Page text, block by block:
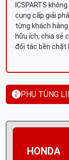
ICSPARTS
cung cấp giải
từng khách
hữu ích, chia sẻ
đối tác bền chặt
PHỤ TÙNG
HONDA